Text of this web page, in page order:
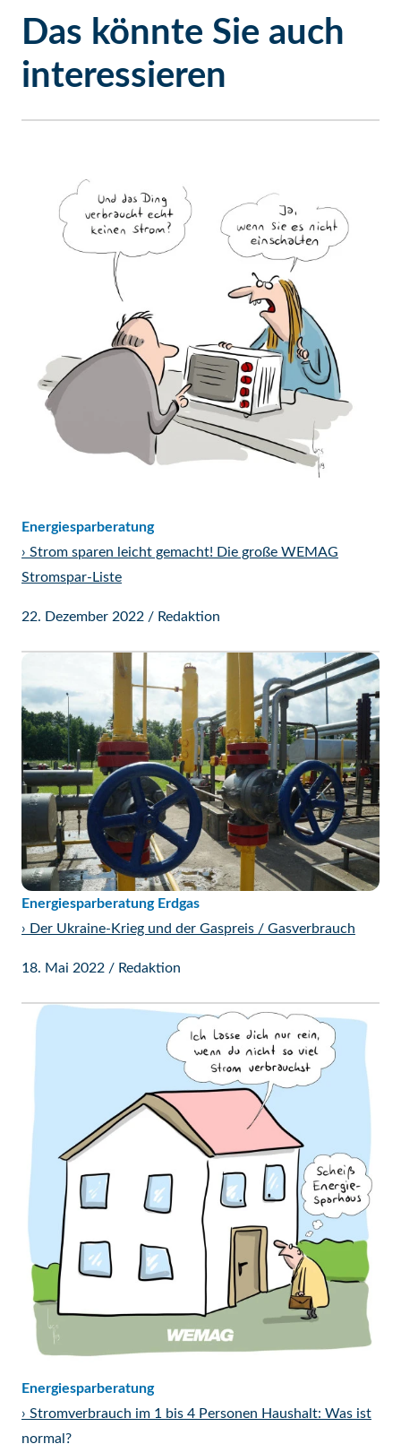
Das könnte Sie auch
interessieren
Energiesparberatung
› Strom sparen leicht gemacht! Die große WEMAG
Stromspar-Liste
22. Dezember 2022 / Redaktion
Energiesparberatung Erdgas
› Der Ukraine-Krieg und der Gaspreis / Gasverbrauch
18. Mai 2022 / Redaktion
Energiesparberatung
› Stromverbrauch im 1 bis 4 Personen Haushalt: Was ist
normal?